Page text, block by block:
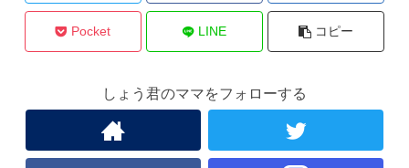
Pocket LINE コピー
しょう君のママをフォローする